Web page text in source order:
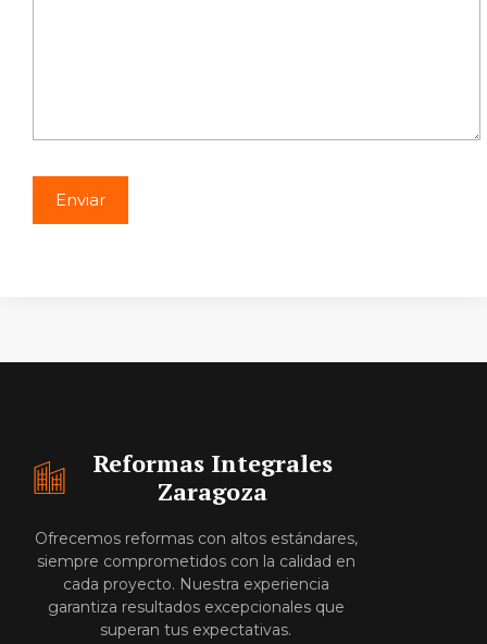
Reformas Integrales
Zaragoza
Ofrecemos reformas con altos estándares,
siempre comprometidos con la calidad en
cada proyecto. Nuestra experiencia
garantiza resultados excepcionales que
superan tus expectativas.